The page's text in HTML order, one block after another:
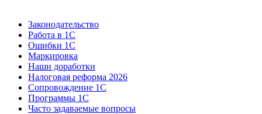
Законодательство
Работа в 1С
Ошибки 1С
Маркировка
Наши доработки
Налоговая реформа 2026
Сопровождение 1С
Программы 1С
Часто задаваемые вопросы